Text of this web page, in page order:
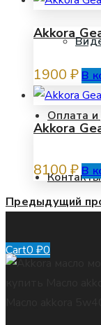
Оплата и
Контакты
Cart0 ₽0
Akkora
1900 ₽ В
Akkora
8100 ₽ В
Предыдущий